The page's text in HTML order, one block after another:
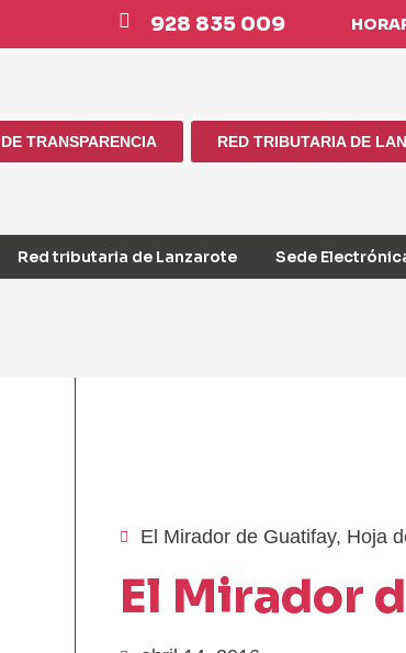
928 835 009
TRANSPARENCIA RED TRIBUTARIA DE
Red tributaria de Lanzarote Sede
El Mirador de Guatifay, Hoja
El Mirador